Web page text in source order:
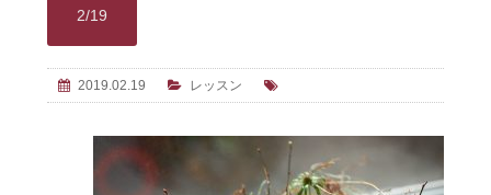
2/19
2019.02.19 レッスン